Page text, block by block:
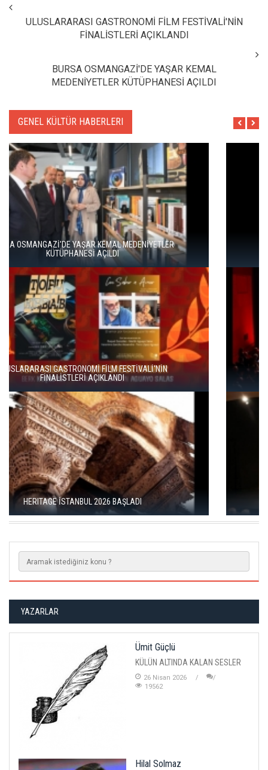
ULUSLARARASI GASTRONOMİ FİLM FESTİVALİ'NİN
FİNALİSTLERİ AÇIKLANDI
BURSA OSMANGAZİ'DE YAŞAR KEMAL
MEDENİYETLER KÜTÜPHANESİ AÇILDI
GENEL KÜLTÜR HABERLERI
HAYDARPAŞA VE SİRKECİ GARLARI SANATLA YENİDEN
DOĞUYOR
ENKA SANAT'TAN KÜLTÜREL SÜREKLİLİK HAMLESİ
AYAR ÖDÜLLERİ KADIKÖY’DE SAHİPLERİNİ BULDU
YAZARLAR
Ümit Güçlü
KÜLÜN ALTINDA KALAN SESLER
26 Nisan 2026
19562
Hilal Solmaz